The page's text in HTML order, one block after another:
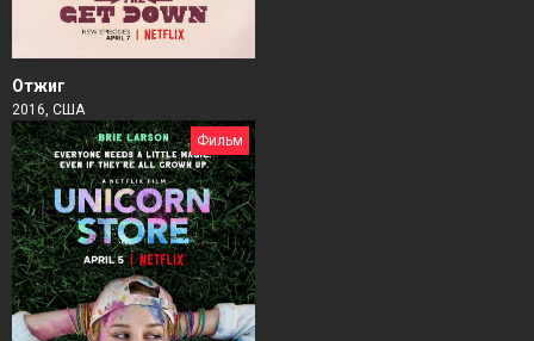
Отжиг
2016, США
Фильм